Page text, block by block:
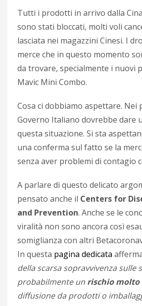
Tutti i prodotti in arrivo dalla
sono stati bloccati, molti voli
lasciata nei magazzini Cinesi. I
merce che in questo momento
da trovare, specialmente i nuovi
Mavic Mini Combo.
Cosa ci dobbiamo aspettare. Nei
Governo Italiano dovrebbe dare
questa situazione. Si sta
una conferma sul fatto se la
senza aver problemi di contagio
A parlare di questo delicato
pensato anche il Centers for
and Prevention. Anche se le
viralità non sono ancora così
somiglianza con altri
In questa pagina dedicata
della scarsa sopravvivenza sulle
probabilmente un rischio molto
diffusione da prodotti o